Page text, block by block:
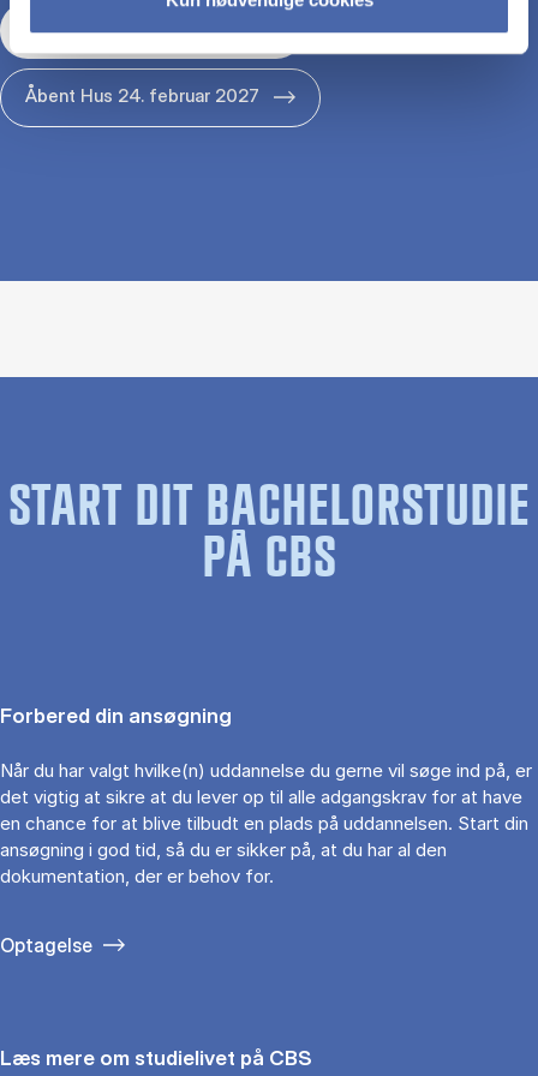
Åbent Hus 29. januar 2027
Åbent Hus 24. februar 2027
START DIT BACHELORSTUDIE
PÅ CBS
Forbered din ansøgning
Når du har valgt hvilke(n) uddannelse du gerne vil søge ind på, er
det vigtig at sikre at du lever op til alle adgangskrav for at have
en chance for at blive tilbudt en plads på uddannelsen. Start din
ansøgning i god tid, så du er sikker på, at du har al den
dokumentation, der er behov for.
Optagelse
Læs mere om studielivet på CBS